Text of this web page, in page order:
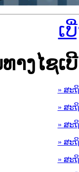
ເ
າງໄຊເບີ
» ສະ
» ສະ
» ສະ
» ສະ
» ສະ